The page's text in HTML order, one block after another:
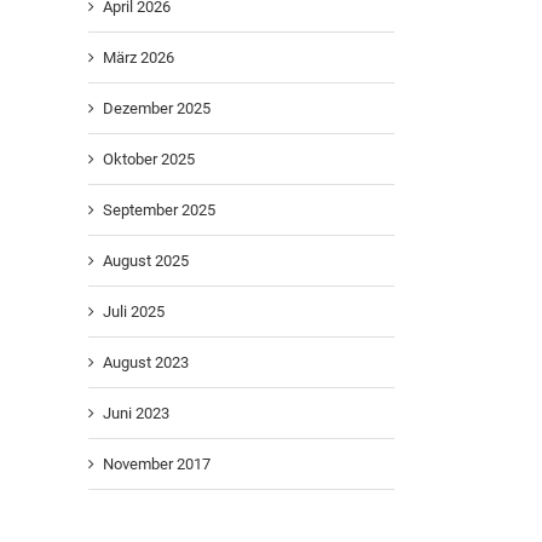
April 2026
März 2026
Dezember 2025
Oktober 2025
September 2025
August 2025
Juli 2025
August 2023
Juni 2023
November 2017